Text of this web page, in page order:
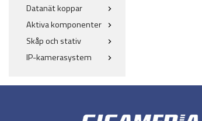
Datanät koppar
Aktiva komponenter
Skåp och stativ
IP-kamerasystem